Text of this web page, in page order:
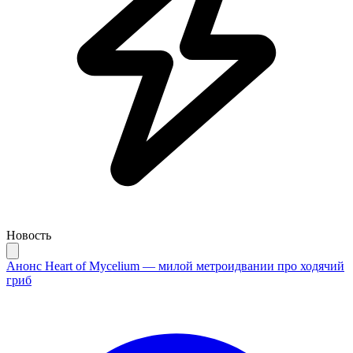
Новость
Анонс Heart of Mycelium — милой метроидвании про ходячий
гриб